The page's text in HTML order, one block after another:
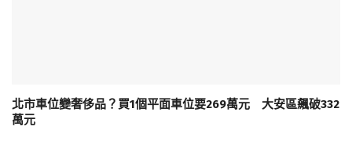
北市車位變奢侈品？買1個平面車位要269萬元 大安區飆破332
萬元